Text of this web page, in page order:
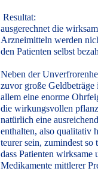
Resultat:
ausgerechnet die
Arzneimitteln werden
den Patienten selbst
Neben der
zuvor große
allem eine enorme
die wirkungsvollen
natürlich eine
enthalten, also qualitativ
teurer sein, zumindest so
dass Patienten wirksame
Medikamente mittlerer